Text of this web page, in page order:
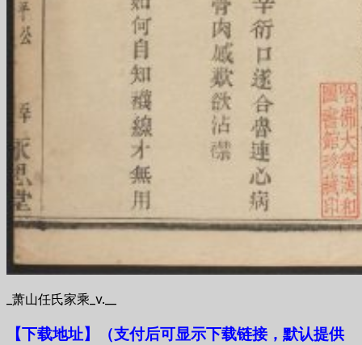
_萧山任氏家乘_v.__
【下载地址】
（支付后可显示下载链接，默认提供